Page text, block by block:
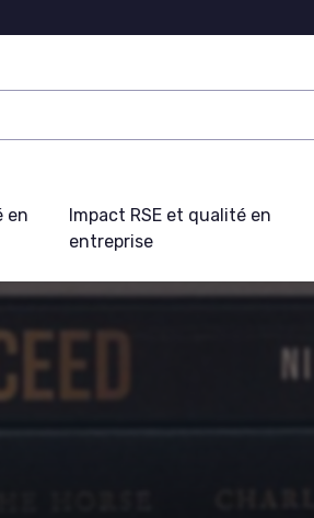
en
Impact RSE et qualité en
entreprise